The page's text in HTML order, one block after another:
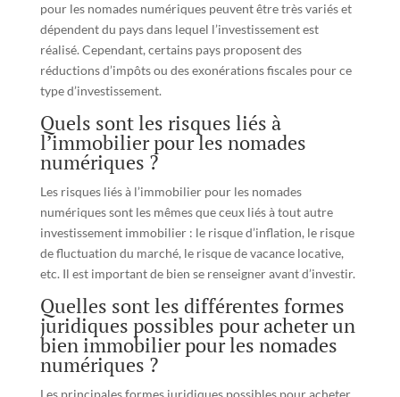
pour les nomades numériques peuvent être très variés et
dépendent du pays dans lequel l’investissement est
réalisé. Cependant, certains pays proposent des
réductions d’impôts ou des exonérations fiscales pour ce
type d’investissement.
Quels sont les risques liés à
l’immobilier pour les nomades
numériques ?
Les risques liés à l’immobilier pour les nomades
numériques sont les mêmes que ceux liés à tout autre
investissement immobilier : le risque d’inflation, le risque
de fluctuation du marché, le risque de vacance locative,
etc. Il est important de bien se renseigner avant d’investir.
Quelles sont les différentes formes
juridiques possibles pour acheter un
bien immobilier pour les nomades
numériques ?